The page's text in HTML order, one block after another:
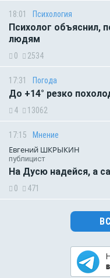
18:01 Психология
Психолог объяснил,
людям
0 2534
17:31 Погода
До +14° резко
4 13062
17:15 Мнение
Евгений ШКРЫКИН
публицист
На Дусю надейся, а
0 471